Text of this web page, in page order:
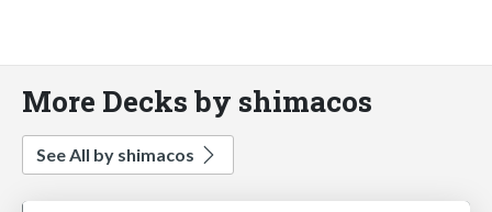
More Decks by shimacos
See All by shimacos